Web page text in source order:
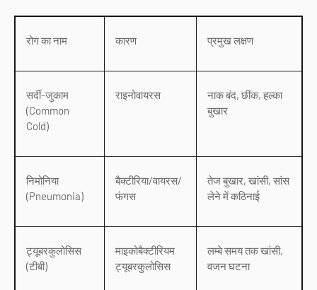
रोग का नाम कारण प्रमुख लक्षण
सर्दी-जुकाम
(Common
Cold)
राइनोवायरस
नाक बंद, छींक, हल्का
बुखार
निमोनिया
(Pneumonia)
बैक्टीरिया/वायरस/
फंगस
तेज बुखार, खांसी, सांस
लेने में कठिनाई
ट्यूबरकुलोसिस
(टीबी)
माइकोबैक्टीरियम
ट्यूबरकुलोसिस
लम्बे समय तक खांसी,
वजन घटना